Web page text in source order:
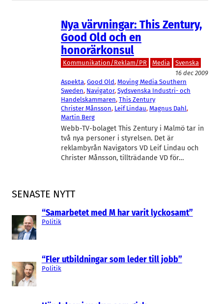
SENASTE NYTT
“Samarbetet med M har varit lyckosamt”
Politik
“Fler utbildningar som leder till jobb”
Politik
Nya värvningar: This Zentury,
Good Old och en
honorärkonsul
Kommunikation/Reklam/PR Media
Svenska
16 dec 2009
Aspekta, Good Old, Moving Media Southern
Sweden, Navigator, Sydsvenska Industri- och
Handelskammaren, This Zentury
Christer Månsson, Leif Lindau, Magnus Dahl
Martin Berg
Webb-TV-bolaget This Zentury i Malmö tar in
två nya personer i styrelsen. Det är
reklambyrån Navigators VD Leif Lindau och
Christer Månsson, tillträdande VD för…